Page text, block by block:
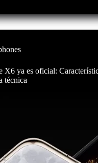
X6 ya es oficial:
técnica